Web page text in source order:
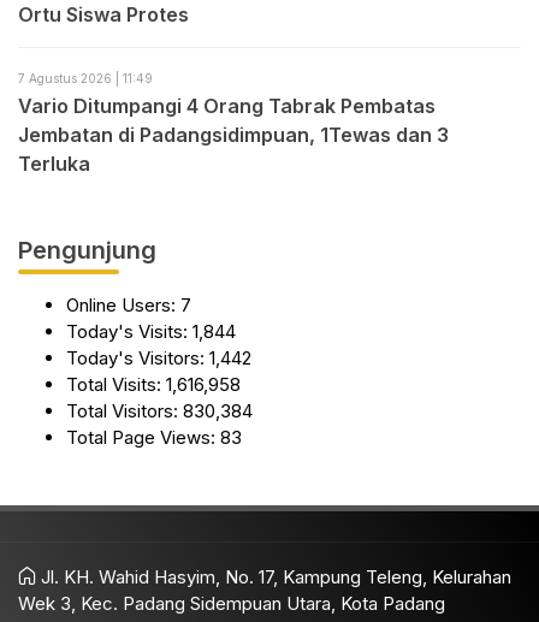
Ortu Siswa Protes
7 Agustus 2026 | 11:49
Vario Ditumpangi 4 Orang Tabrak Pembatas
Jembatan di Padangsidimpuan, 1Tewas dan 3
Terluka
Pengunjung
Online Users: 7
Today's Visits: 1,844
Today's Visitors: 1,442
Total Visits: 1,616,958
Total Visitors: 830,384
Total Page Views: 83
Jl. KH. Wahid Hasyim, No. 17, Kampung Teleng, Kelurahan
Wek 3, Kec. Padang Sidempuan Utara, Kota Padang